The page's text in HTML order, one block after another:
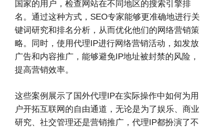
国家的用户，检查网站在不同地区的搜索引擎排
名。通过这种方式，SEO专家能够更准确地进行关
键词研究和排名分析，从而优化他们的网络营销策
略。同时，使用代理IP进行网络营销活动，如发放
广告和内容推广，能够避免IP地址被封禁的风险，
提高营销效率。
这些案例展示了国外代理IP在实际操作中如何为用
户开拓互联网的自由通道，无论是为了娱乐、商业
研究、社交管理还是营销推广，代理IP都扮演了不